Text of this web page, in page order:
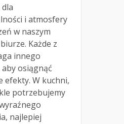
i atmosfery
w naszym
Każde z
innego
aby osiągnąć
efekty. W kuchni,
potrzebujemy
najlepiej